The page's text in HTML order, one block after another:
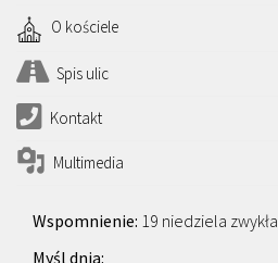
O kościele
Spis ulic
Kontakt
Multimedia
19 niedziela zwykła